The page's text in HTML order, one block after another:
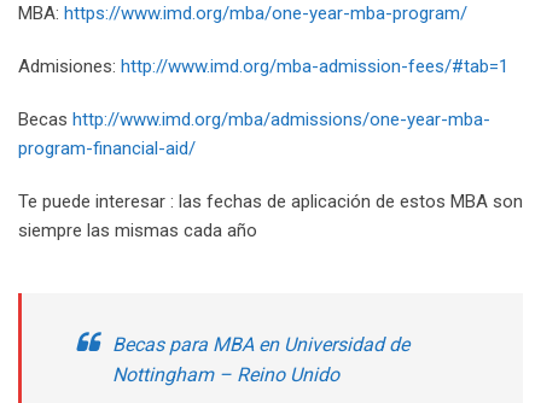
MBA: https://www.imd.org/mba/one-year-mba-program/
Admisiones: http://www.imd.org/mba-admission-fees/#tab=1
Becas http://www.imd.org/mba/admissions/one-year-mba-
program-financial-aid/
Te puede interesar : las fechas de aplicación de estos MBA son
siempre las mismas cada año
Becas para MBA en Universidad de
Nottingham – Reino Unido